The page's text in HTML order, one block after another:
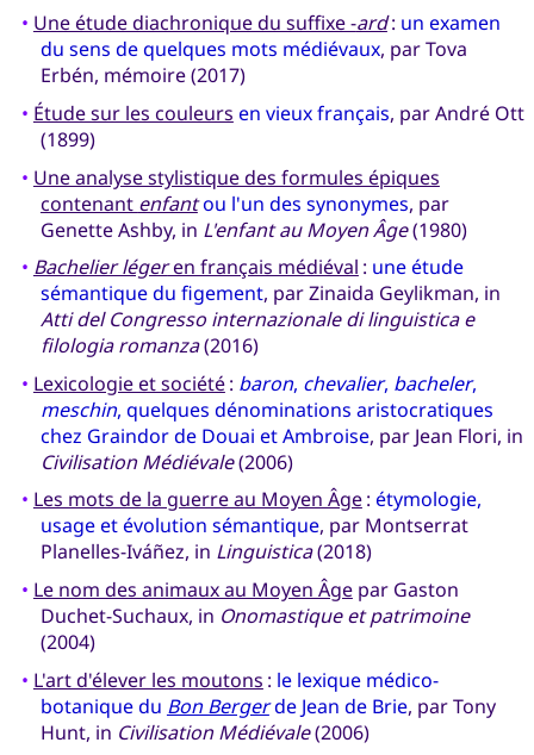
• Une étude diachronique du suffixe -ard: un examen
du sens de quelques mots médiévaux, par Tova
Erbén, mémoire (2017)
• Étude sur les couleurs en vieux français, par André Ott
(1899)
• Une analyse stylistique des formules épiques
contenant enfantou l'un des synonymes, par
Genette Ashby, in L'enfant au Moyen Âge(1980)
• Bachelier légeren français médiéval : une étude
sémantique du figement, par Zinaida Geylikman, in
Atti del Congresso internazionale di linguistica e
filologia romanza(2016)
• Lexicologie et société: baron, chevalier, bacheler,
meschin, quelques dénominations aristocratiques
chez Graindor de Douai et Ambroise, par Jean Flori, in
Civilisation Médiévale(2006)
• Les mots de la guerre au Moyen Âge: étymologie,
usage et évolution sémantique, par Montserrat
Planelles-Iváñez, in Linguistica(2018)
• Le nom des animaux au Moyen Âgepar Gaston
Duchet-Suchaux, in Onomastique et patrimoine
(2004)
• L'art d'élever les moutons : le lexique médico-
botanique du Bon Bergerde Jean de Brie, par Tony
Hunt, in Civilisation Médiévale(2006)